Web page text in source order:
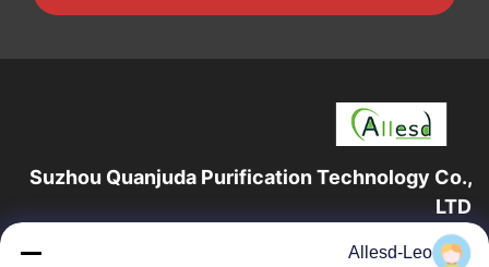
Suzhou Quanjuda Purification Technology Co.,
LTD
16 سال تجربه، به عنوان یک تولید کننده و صادر کننده پیشرو محصولات
Allesd-Leo